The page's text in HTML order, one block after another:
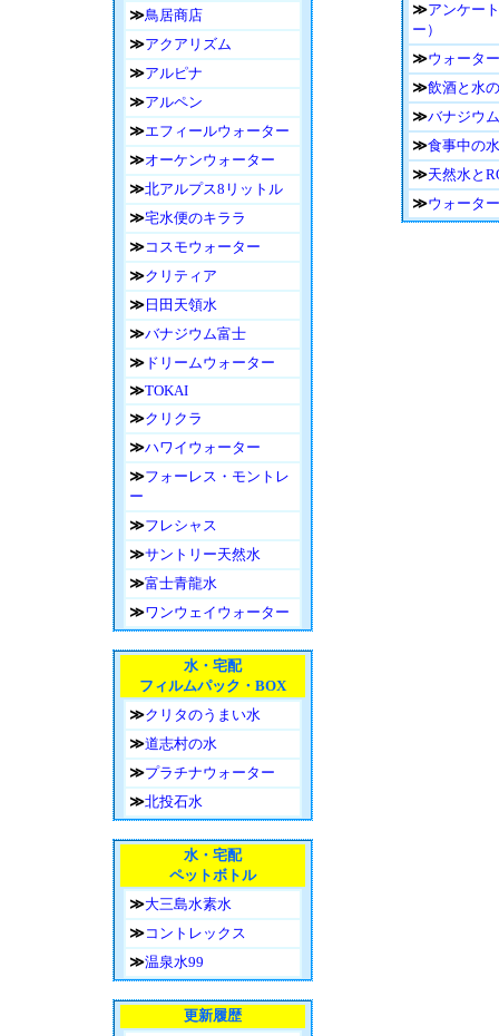
≫鳥居商店
≫アクアリズム
≫アルピナ
≫アルペン
≫エフィールウォーター
≫オーケンウォーター
≫北アルプス8リットル
≫宅水便のキララ
≫コスモウォーター
≫クリティア
≫日田天領水
≫バナジウム富士
≫ドリームウォーター
≫TOKAI
≫クリクラ
≫ハワイウォーター
≫フォーレス・モントレ
ー
≫フレシャス
≫サントリー天然水
≫富士青龍水
≫ワンウェイウォーター
水・宅配
フィルムパック・BOX
≫クリタのうまい水
≫道志村の水
≫プラチナウォーター
≫北投石水
水・宅配
ペットボトル
≫大三島水素水
≫コントレックス
≫温泉水99
更新履歴
≫アンケー
ー）
≫ウォータ
≫飲酒と水
≫バナジウ
≫食事中の
≫天然水と
≫ウォータ